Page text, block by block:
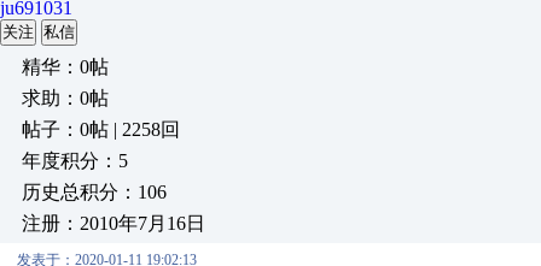
ju691031
关注 私信
精华：0帖
求助：0帖
帖子：0帖 | 2258回
年度积分：5
历史总积分：106
注册：2010年7月16日
发表于：2020-01-11 19:02:13